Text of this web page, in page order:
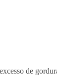
de